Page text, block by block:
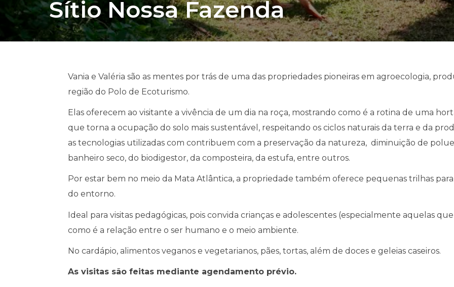
Sítio Nossa Fazenda
Vania e Valéria são as mentes por trás de uma das propriedades pioneiras em agroecologia,
região do Polo de Ecoturismo.
Elas oferecem ao visitante a vivência de um dia na roça, mostrando como é a rotina de uma
que torna a ocupação do solo mais sustentável, respeitando os ciclos naturais da terra e da
as tecnologias utilizadas com contribuem com a preservação da natureza, diminuição de
banheiro seco, do biodigestor, da composteira, da estufa, entre outros.
Por estar bem no meio da Mata Atlântica, a propriedade também oferece pequenas trilhas
do entorno.
Ideal para visitas pedagógicas, pois convida crianças e adolescentes (especialmente aquelas
como é a relação entre o ser humano e o meio ambiente.
No cardápio, alimentos veganos e vegetarianos, pães, tortas, além de doces e geleias caseiros.
As visitas são feitas mediante agendamento prévio.